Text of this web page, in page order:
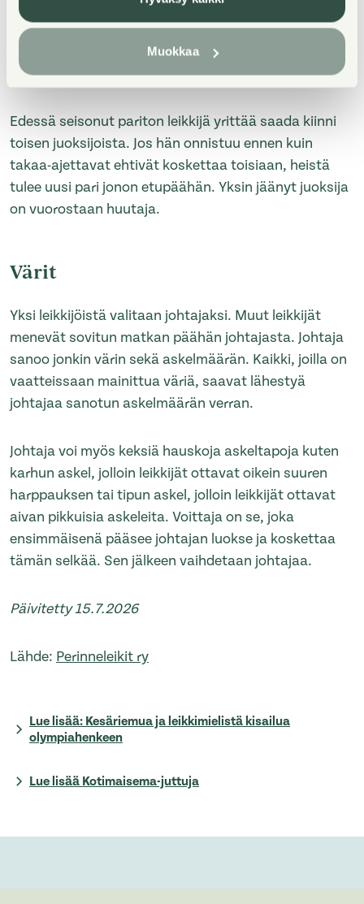
Muokkaa
seisovat pareittain. Pariton leikkijä seisoo jonon
edessä selin toisiin ja huutaa ”Viimeinen pari uunista
ulos!”. Silloin viimeisenä olevat lähtevät juoksemaan
omaa puoltaan eteenpäin tavoittaakseen parinsa.
Edessä seisonut pariton leikkijä yrittää saada kiinni
toisen juoksijoista. Jos hän onnistuu ennen kuin
takaa-ajettavat ehtivät koskettaa toisiaan, heistä
tulee uusi pari jonon etupäähän. Yksin jäänyt juoksija
on vuorostaan huutaja.
Värit
Yksi leikkijöistä valitaan johtajaksi. Muut leikkijät
menevät sovitun matkan päähän johtajasta. Johtaja
sanoo jonkin värin sekä askelmäärän. Kaikki, joilla on
vaatteissaan mainittua väriä, saavat lähestyä
johtajaa sanotun askelmäärän verran.
Johtaja voi myös keksiä hauskoja askeltapoja kuten
karhun askel, jolloin leikkijät ottavat oikein suuren
harppauksen tai tipun askel, jolloin leikkijät ottavat
aivan pikkuisia askeleita. Voittaja on se, joka
ensimmäisenä pääsee johtajan luokse ja koskettaa
tämän selkää. Sen jälkeen vaihdetaan johtajaa.
Päivitetty 15.7.2026
Lähde: Perinneleikit ry
Lue lisää: Kesäriemua ja leikkimielistä kisailua
olympiahenkeen
Lue lisää Kotimaisema-juttuja